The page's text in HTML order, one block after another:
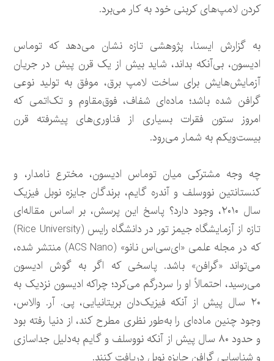
کردن لامپ‌های کربنی خود به کار می‌برد.
به گزارش ایسنا، پژوهشی تازه نشان می‌دهد که توماس
ادیسون، بی‌آنکه بداند، شاید بیش از یک قرن پیش در جریان
آزمایش‌هایش برای ساخت لامپ برق، موفق به تولید نوعی
گرافن شده باشد؛ ماده‌ای شفاف، فوق‌مقاوم و تک‌اتمی که
امروز ستون فقرات بسیاری از فناوری‌های پیشرفته قرن
بیست‌ویکم به شمار می‌رود.
چه وجه مشترکی میان توماس ادیسون، مخترع نامدار، و
کنستانتین نووسلف و آندره گایم، برندگان جایزه نوبل فیزیک
سال ۲۰۱۰، وجود دارد؟ پاسخ این پرسش، بر اساس مقاله‌ای
تازه از آزمایشگاه جیمز تور در دانشگاه رایس (Rice University)
که در مجله علمی «ای‌سی‌اس نانو» (ACS Nano) منتشر شده،
می‌تواند «گرافن» باشد. پاسخی که اگر به گوش ادیسون
می‌رسید، احتمالاً او را سردرگم می‌کرد؛ چراکه ادیسون نزدیک به
۲۰ سال پیش از آنکه فیزیک‌دان بریتانیایی، پی. آر. والاس،
وجود چنین ماده‌ای را به‌طور نظری مطرح کند، از دنیا رفته بود
و حدود ۸۰ سال پیش از آنکه نووسلف و گایم به‌دلیل جداسازی
و شناسایی گرافن جایزه نوبل دریافت کنند.